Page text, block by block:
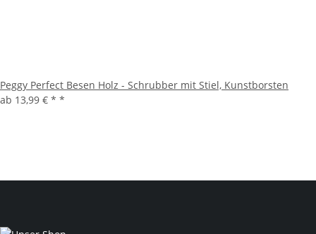
Peggy Perfect Besen Holz - Schrubber mit Stiel, Kunstborsten
ab 13,99 € * *